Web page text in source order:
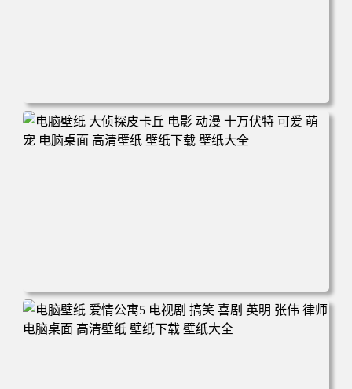
电脑壁纸 玫瑰的故事 电视剧 演员 刘亦菲 剧照 电脑桌面 高
清壁纸 壁纸下载 壁纸大全
电脑壁纸 大侦探皮卡丘 电影 动漫 十万伏特 可爱 萌宠 电脑
桌面 高清壁纸 壁纸下载 壁纸大全